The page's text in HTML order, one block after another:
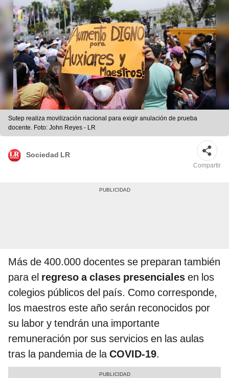
Sutep realiza movilización nacional para exigir anulación de prueba
docente. Foto: John Reyes - LR
Sociedad LR
Compartir
Más de 400.000 docentes se preparan también
para el regreso a clases presenciales en los
colegios públicos del país. Como corresponde,
los maestros este año serán reconocidos por
su labor y tendrán una importante
remuneración por sus servicios en las aulas
tras la pandemia de laCOVID-19.